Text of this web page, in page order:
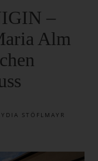
–
Alm
STÖFLMAYR